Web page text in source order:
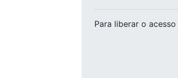
Para liberar o acesso